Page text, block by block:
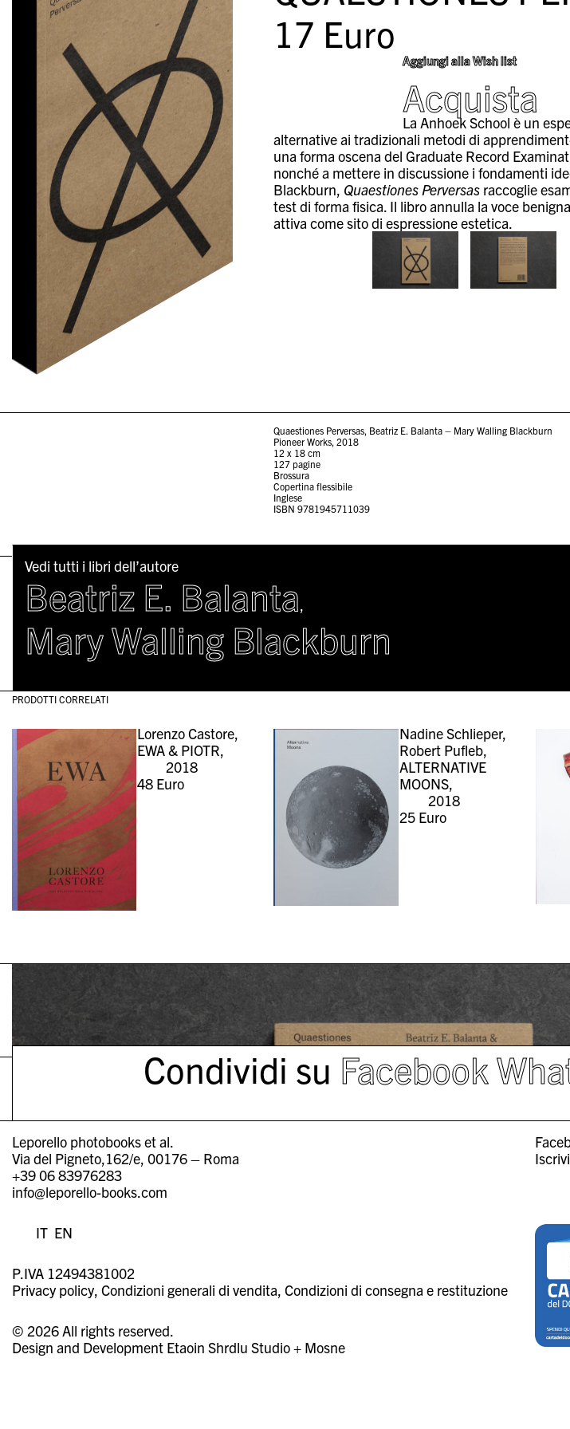
17 Euro
Aggiungi alla Wish list
Acquista
La Anhoek School è un
alternative ai tradizionali metodi di
una forma oscena del Graduate Record
nonché a mettere in discussione i fondamenti
Blackburn, Quaestiones Perversas raccoglie
test di forma fisica. Il libro annulla la voce
attiva come sito di espressione estetica.
Quaestiones Perversas, Beatriz E. Balanta – Mary Walling Blackburn
Pioneer Works, 2018
12 x 18 cm
127 pagine
Brossura
Copertina flessibile
Inglese
ISBN 9781945711039
Vedi tutti i libri dell’autore
Beatriz E. Balanta,
Mary Walling Blackburn
PRODOTTI CORRELATI
Lorenzo Castore,
EWA & PIOTR,
2018
48 Euro
Nadine Schlieper,
Robert Pufleb,
ALTERNATIVE
MOONS,
2018
25Euro
Condividi su Facebook
Leporello photobooks et al.
Via del Pigneto,162/e, 00176 – Roma
+39 06 83976283
info@leporello-books.com
IT EN
P.IVA 12494381002
Privacy policy Condizioni generali di vendita Condizioni di consegna e restituzione
© 2026 All rights reserved.
Design and Development Etaoin Shrdlu Studio+ Mosne